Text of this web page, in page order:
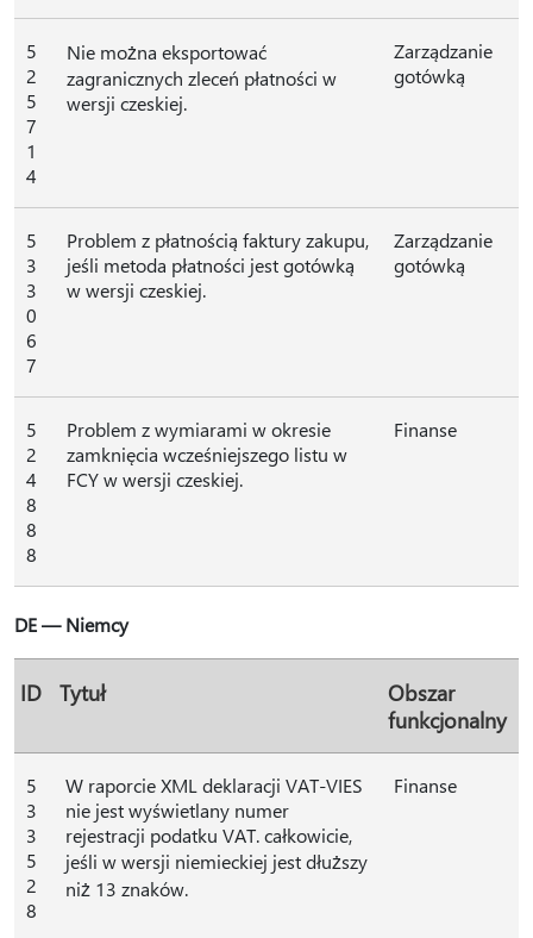
5
2
5
7
1
4
Nie można eksportować
zagranicznych zleceń płatności w
wersji czeskiej.
Zarządzanie
gotówką
5
3
3
0
6
7
Problem z płatnością faktury zakupu,
jeśli metoda płatności jest gotówką
w wersji czeskiej.
Zarządzanie
gotówką
5
2
4
8
8
8
Problem z wymiarami w okresie
zamknięcia wcześniejszego listu w
FCY w wersji czeskiej.
Finanse
DE — Niemcy
ID Tytuł
Obszar
funkcjonalny
5
3
3
5
2
8
W raporcie XML deklaracji VAT-VIES
nie jest wyświetlany numer
rejestracji podatku VAT. całkowicie,
jeśli w wersji niemieckiej jest dłuższy
niż 13 znaków.
Finanse